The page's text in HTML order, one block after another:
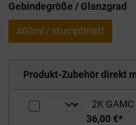
Gebindegröße / Glanzgrad
400ml / stumpfmatt
Produkt-Zubehör direkt
36,00 €*